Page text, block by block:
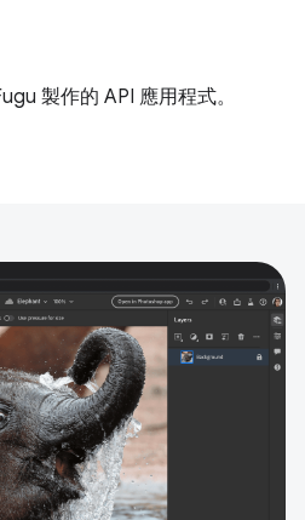
製作的 API 應用程式。